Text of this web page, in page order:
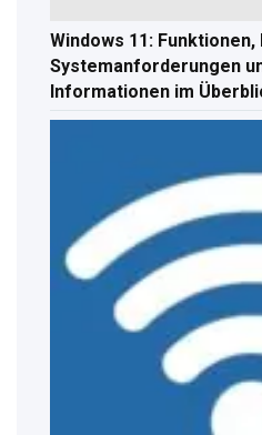
Windows 11: Funktionen,
Systemanforderungen
Informationen im